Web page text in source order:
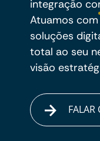
integração
Atuamos
soluções
total ao seu
visão
FALAR